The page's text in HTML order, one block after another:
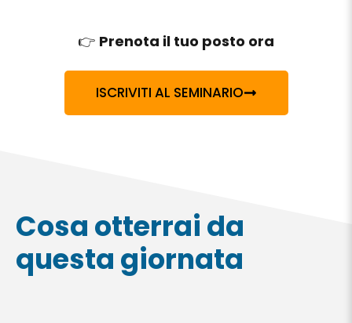
👉 Prenota il tuo posto ora
ISCRIVITI AL SEMINARIO
Cosa otterrai da
questa giornata